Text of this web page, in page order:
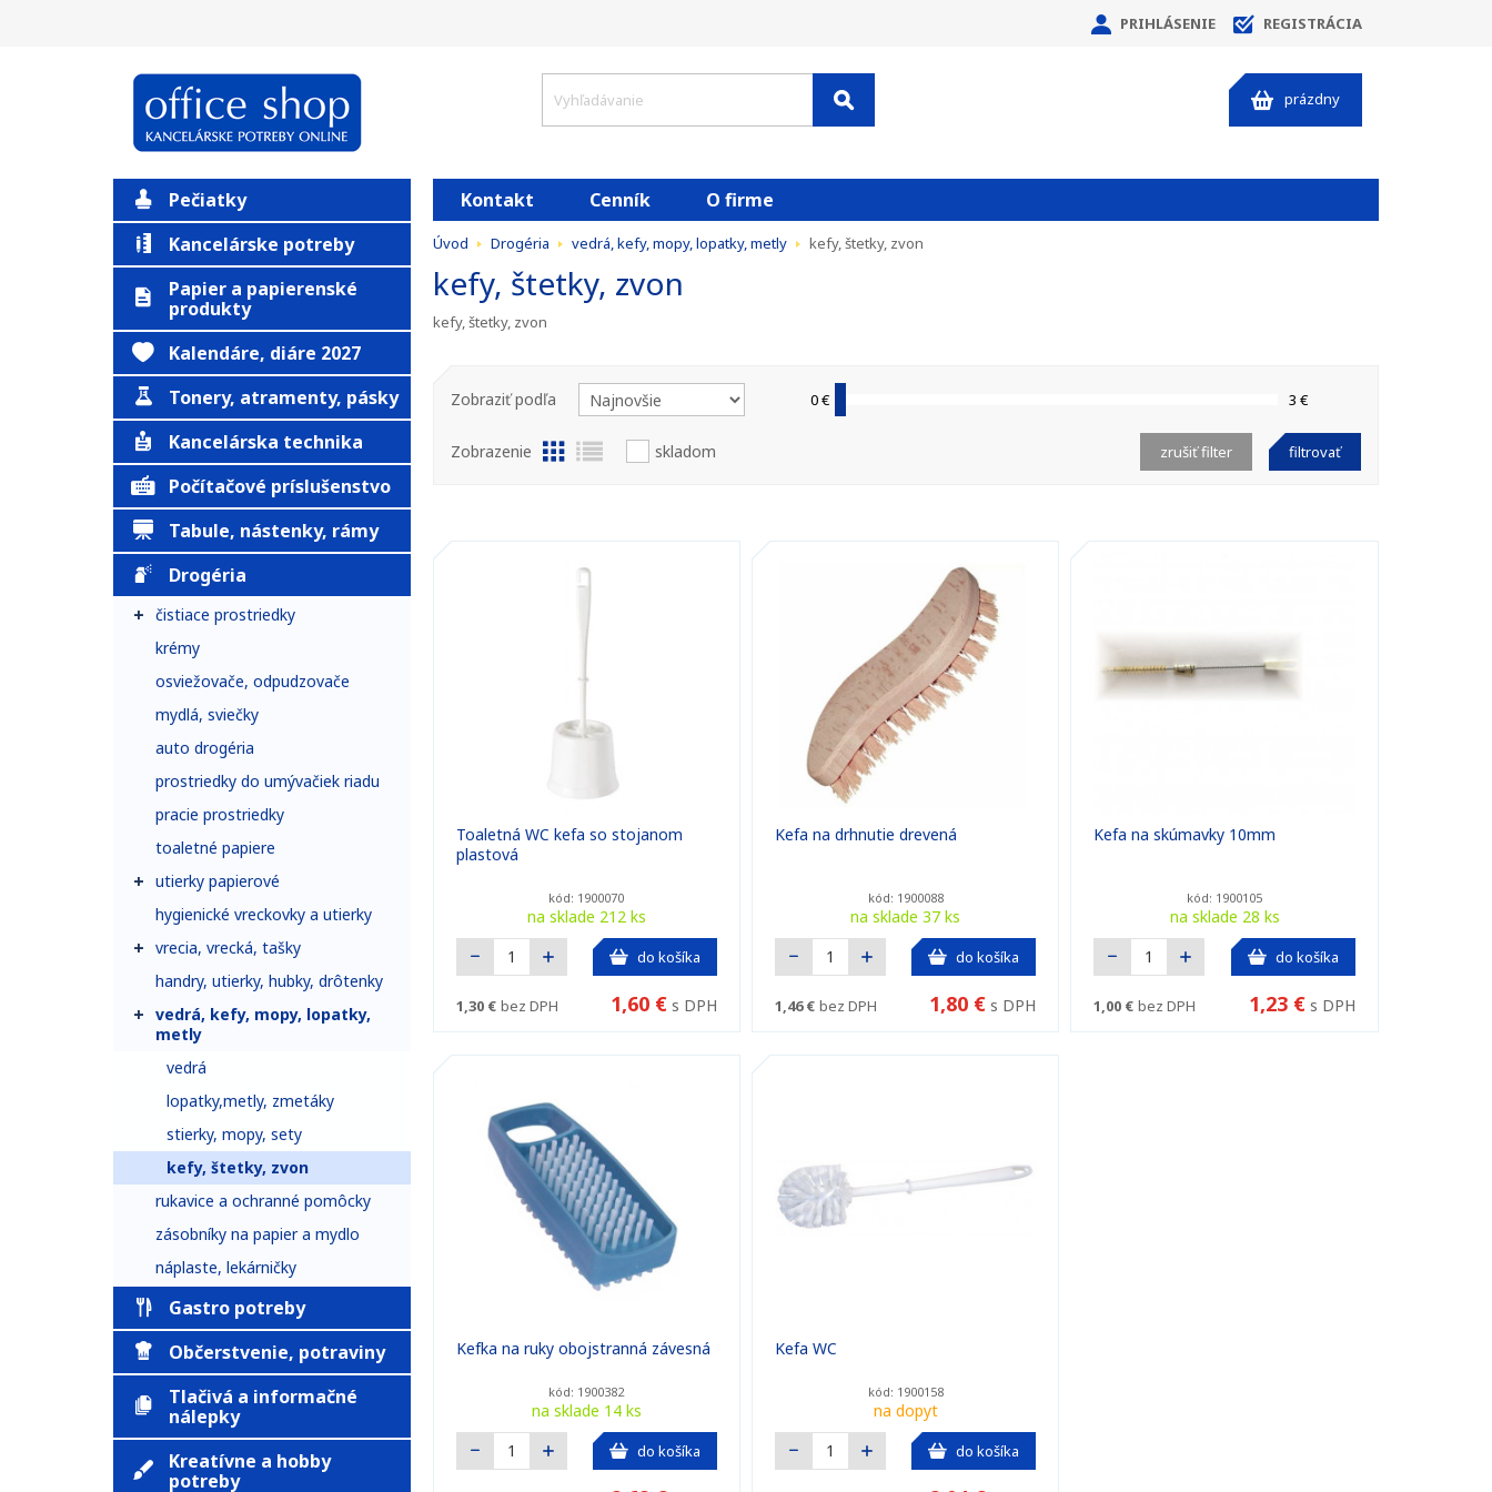
PRIHLÁSENIE REGISTRÁCIA
prázdny
Pečiatky
Kancelárske potreby
Papier a papierenské
produkty
Kalendáre, diáre 2027
Tonery, atramenty, pásky
Kancelárska technika
Počítačové príslušenstvo
Tabule, nástenky, rámy
Drogéria
čistiace prostriedky
krémy
osviežovače, odpudzovače
mydlá, sviečky
auto drogéria
prostriedky do umývačiek riadu
pracie prostriedky
toaletné papiere
utierky papierové
hygienické vreckovky a utierky
vrecia, vrecká, tašky
handry, utierky, hubky, drôtenky
vedrá, kefy, mopy, lopatky,
metly
vedrá
lopatky,metly, zmetáky
stierky, mopy, sety
kefy, štetky, zvon
rukavice a ochranné pomôcky
zásobníky na papier a mydlo
náplaste, lekárničky
Gastro potreby
Občerstvenie, potraviny
Tlačivá a informačné
nálepky
Kreatívne a hobby
potreby
Kontakt Cenník O firme
Úvod Drogéria vedrá, kefy, mopy, lopatky, metly kefy, štetky, zvon
kefy, štetky, zvon
kefy, štetky, zvon
0 € 3 €
Zobrazenie skladom filtrovať
zrušiť filter
Zobraziť podľa
Toaletná WC kefa so stojanom
plastová
kód: 1900070
na sklade 212 ks
do košíka
1,30 € bez DPH 1,60 € s DPH
Kefa na drhnutie drevená
kód: 1900088
na sklade 37 ks
do košíka
1,46 € bez DPH 1,80 € s DPH
Kefa na skúmavky 10mm
kód: 1900105
na sklade 28 ks
do košíka
1,00 € bez DPH 1,23 € s DPH
Kefka na ruky obojstranná závesná
kód: 1900382
na sklade 14 ks
do košíka
Kefa WC
kód: 1900158
na dopyt
do košíka